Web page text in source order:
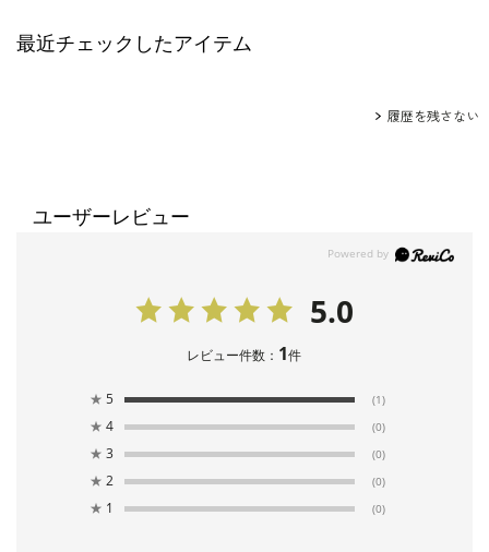
最近チェックしたアイテム
履歴を残さない
ユーザーレビュー
5.0
レビュー件数： 1件
★ 5 (1)
★ 4 (0)
★ 3 (0)
★ 2 (0)
★ 1 (0)